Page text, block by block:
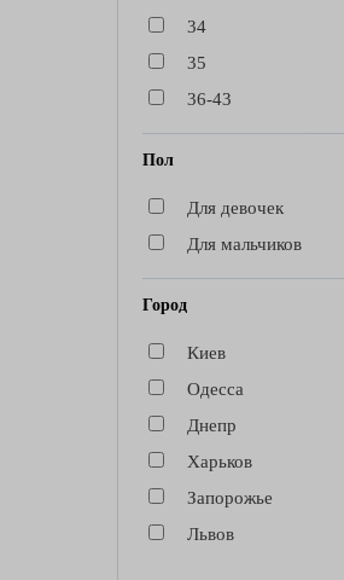
34
35
36-43
Пол
Для девочек
Для мальчиков
Город
Киев
Одесса
Днепр
Харьков
Запорожье
Львов